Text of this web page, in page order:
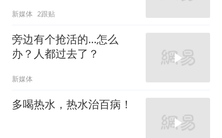
新媒体 2跟贴
旁边有个抢活的…怎么
办？人都过去了？
新媒体
多喝热水，热水治百病！